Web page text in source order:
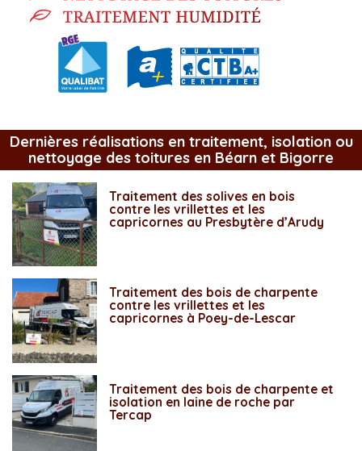
Dernières réalisations en traitement, isolation ou
nettoyage des toitures en Béarn et Bigorre
Traitement des solives en bois
contre les vrillettes et les
capricornes au Presbytère d’Arudy
Traitement des bois de charpente
contre les vrillettes et les
capricornes à Poey-de-Lescar
Traitement des bois de charpente et
isolation en laine de roche par
Tercap